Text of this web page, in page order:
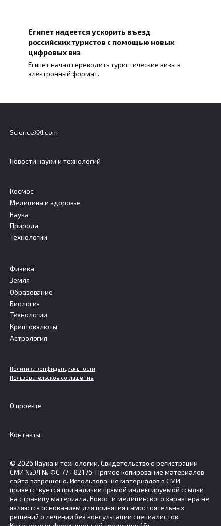
Египет надеется ускорить въезд
российских туристов с помощью новых
цифровых виз
Египет начал переводить туристические визы в
электронный формат.
ScienceXXI.com
Новости науки и технологий
Космос
Медицина и здоровье
Наука
Природа
Технологии
Физика
Земля
Образование
Биология
Технологии
Криптовалюты
Астрология
Политика конфиденциальности
Пользовательское соглашение
О проекте
Контакты
© 2026 Наука и технологии. Свидетельство о регистрации
СМИ №ЭЛ № ФС 77 - 82176. Прямое копирование материалов
сайта запрещено. Использование материалов в СМИ
приветствуется при наличии прямой индексируемой ссылки
на страницу материала. Новости медицинского характера не
являются основанием для принятия самостоятельных
решений о лечении без консультации специалистов.